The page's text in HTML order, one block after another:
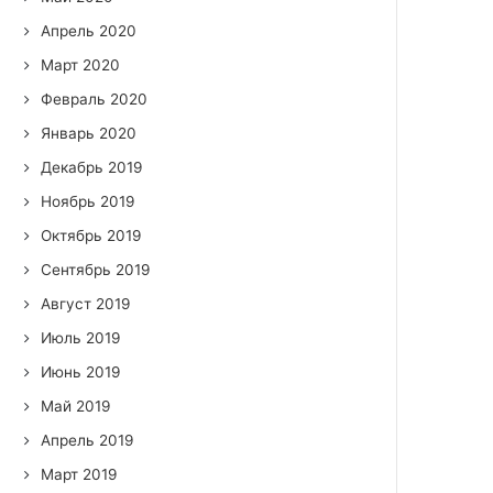
Апрель 2020
Март 2020
Февраль 2020
Январь 2020
Декабрь 2019
Ноябрь 2019
Октябрь 2019
Сентябрь 2019
Август 2019
Июль 2019
Июнь 2019
Май 2019
Апрель 2019
Март 2019